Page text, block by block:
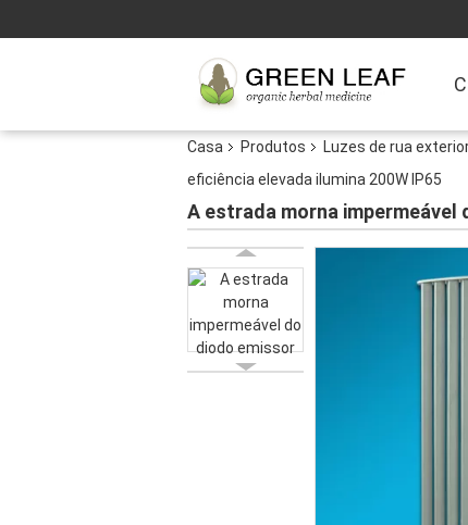
Casa Produtos Luzes de rua
eficiência elevada ilumina 200W IP65
A estrada morna impermeável